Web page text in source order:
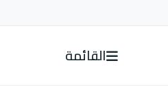
القائمة